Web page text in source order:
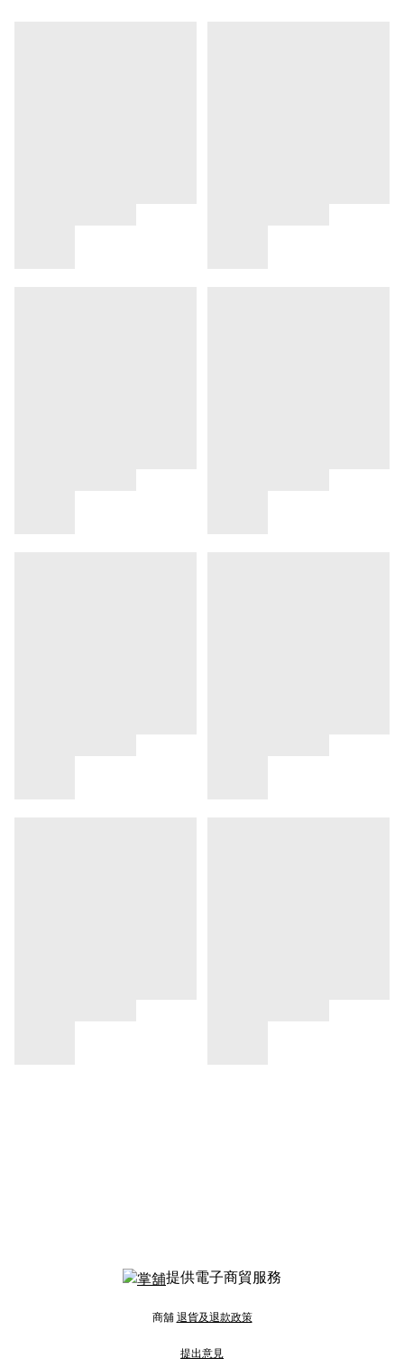
提供電子商貿服務
商舖 退貨及退款政策
提出意見